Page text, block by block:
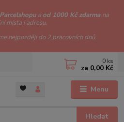
a od 1000 Kč zdarma na
místa i adresu.
nejpozději do 2 pracovních dnů.
Menu
Hledat
0 ks
za 0,00 Kč